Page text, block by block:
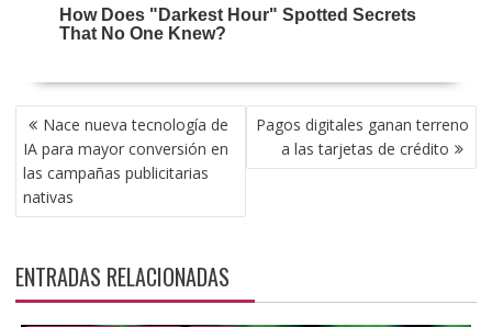
NAVEGACIÓN
DE
ENTRADAS
Nace nueva tecnología de
IA para mayor conversión en
las campañas publicitarias
nativas
Pagos digitales ganan terreno
a las tarjetas de crédito
ENTRADAS RELACIONADAS